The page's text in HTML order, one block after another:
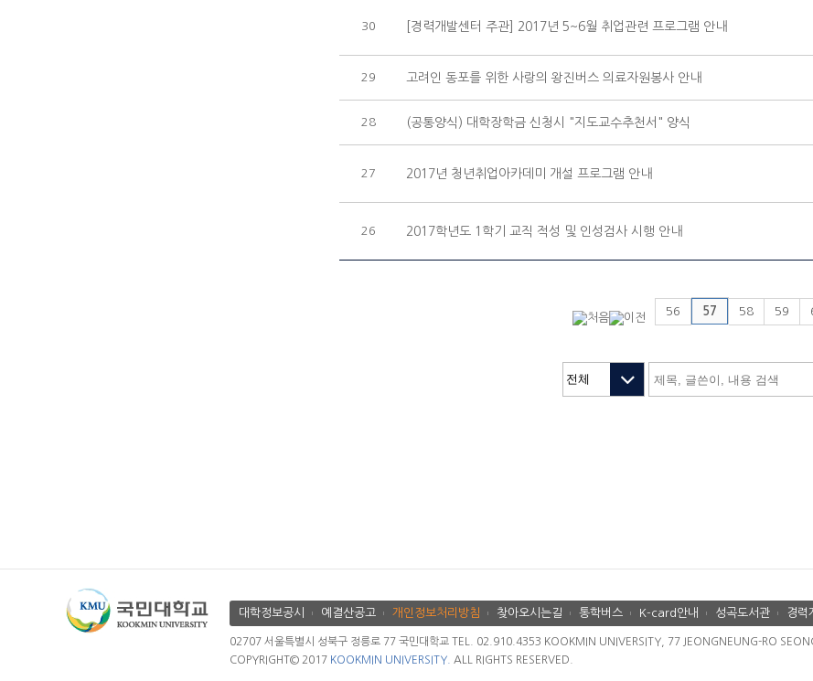
30 [경력개발센터 주관] 2017년 5~6월 취업관련 프로그램 안내
29 고려인 동포를 위한 사랑의 왕진버스 의료자원봉사 안내
28 (공통양식) 대학장학금 신청시 "지도교수추천서" 양식
27 2017년 청년취업아카데미 개설 프로그램 안내
26 2017학년도 1학기 교직 적성 및 인성검사 시행 안내
56 57 58 59
대학정보공시 예결산공고 개인정보처리방침 찾아오시는길 통학버스 K-card안내 성곡도서관 경력
02707 서울특별시 성북구 정릉로 77 국민대학교 TEL. 02.910.4353 KOOKMIN UNIVERSITY, 77 JEONGNEUNG-RO
COPYRIGHT© 2017 KOOKMIN UNIVERSITY. ALL RIGHTS RESERVED.